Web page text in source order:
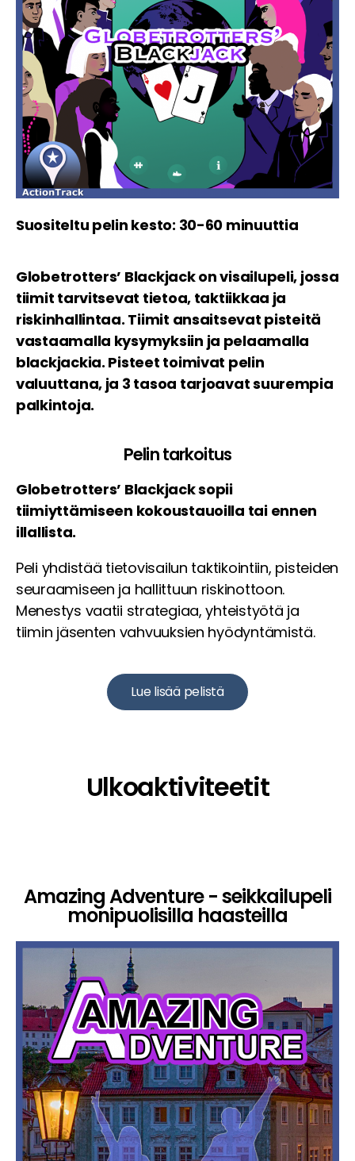
Suositeltu pelin kesto: 30-60 minuuttia
Globetrotters’ Blackjack on visailupeli, jossa
tiimit tarvitsevat tietoa, taktiikkaa ja
riskinhallintaa. Tiimit ansaitsevat pisteitä
vastaamalla kysymyksiin ja pelaamalla
blackjackia. Pisteet toimivat pelin
valuuttana, ja 3 tasoa tarjoavat suurempia
palkintoja.
Pelin tarkoitus
Globetrotters’ Blackjack sopii
tiimiyttämiseen kokoustauoilla tai ennen
illallista.
Peli yhdistää tietovisailun taktikointiin, pisteiden
seuraamiseen ja hallittuun riskinottoon.
Menestys vaatii strategiaa, yhteistyötä ja
tiimin jäsenten vahvuuksien hyödyntämistä.
Lue lisää pelistä
Ulkoaktiviteetit
Amazing Adventure - seikkailupeli
monipuolisilla haasteilla